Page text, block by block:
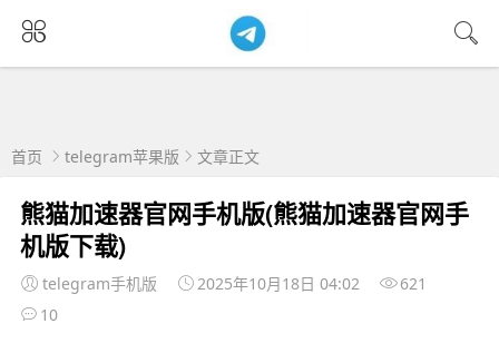
首页 telegram苹果版 文章正文
熊猫加速器官网手机版(熊猫加速器官网手
机版下载)
telegram手机版 2025年10月18日 04:02
621
10